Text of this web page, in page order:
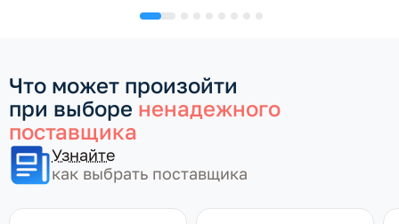
Что может произойти
при выборе ненадежного
поставщика
Узнайте
как выбрать поставщика